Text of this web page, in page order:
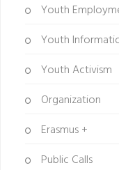
Youth
Youth
Youth Activism
Organization
Erasmus +
Public Calls